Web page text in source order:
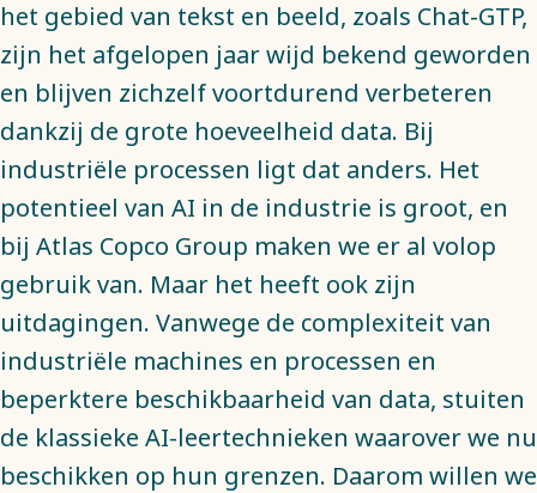
het gebied van tekst en beeld, zoals Chat-GTP,
zijn het afgelopen jaar wijd bekend geworden
en blijven zichzelf voortdurend verbeteren
dankzij de grote hoeveelheid data. Bij
industriële processen ligt dat anders. Het
potentieel van AI in de industrie is groot, en
bij Atlas Copco Group maken we er al volop
gebruik van. Maar het heeft ook zijn
uitdagingen. Vanwege de complexiteit van
industriële machines en processen en
beperktere beschikbaarheid van data, stuiten
de klassieke AI-leertechnieken waarover we nu
beschikken op hun grenzen. Daarom willen we